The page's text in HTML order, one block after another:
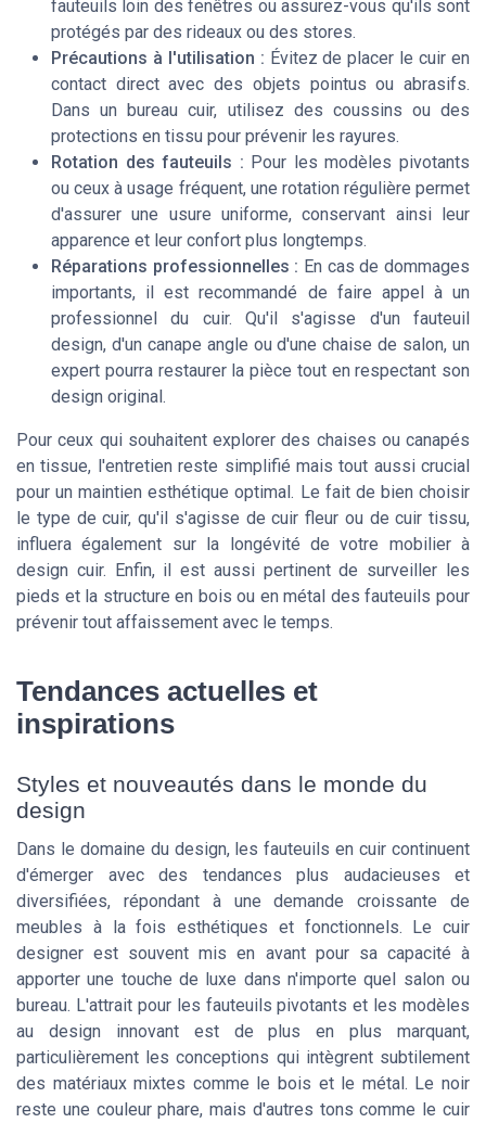
fauteuils loin des fenêtres ou assurez-vous qu'ils sont
protégés par des rideaux ou des stores.
Précautions à l'utilisation : Évitez de placer le cuir en
contact direct avec des objets pointus ou abrasifs.
Dans un bureau cuir, utilisez des coussins ou des
protections en tissu pour prévenir les rayures.
Rotation des fauteuils : Pour les modèles pivotants
ou ceux à usage fréquent, une rotation régulière permet
d'assurer une usure uniforme, conservant ainsi leur
apparence et leur confort plus longtemps.
Réparations professionnelles : En cas de dommages
importants, il est recommandé de faire appel à un
professionnel du cuir. Qu'il s'agisse d'un fauteuil
design, d'un canape angle ou d'une chaise de salon, un
expert pourra restaurer la pièce tout en respectant son
design original.
Pour ceux qui souhaitent explorer des chaises ou canapés
en tissue, l'entretien reste simplifié mais tout aussi crucial
pour un maintien esthétique optimal. Le fait de bien choisir
le type de cuir, qu'il s'agisse de cuir fleur ou de cuir tissu,
influera également sur la longévité de votre mobilier à
design cuir. Enfin, il est aussi pertinent de surveiller les
pieds et la structure en bois ou en métal des fauteuils pour
prévenir tout affaissement avec le temps.
Tendances actuelles et
inspirations
Styles et nouveautés dans le monde du
design
Dans le domaine du design, les fauteuils en cuir continuent
d'émerger avec des tendances plus audacieuses et
diversifiées, répondant à une demande croissante de
meubles à la fois esthétiques et fonctionnels. Le cuir
designer est souvent mis en avant pour sa capacité à
apporter une touche de luxe dans n'importe quel salon ou
bureau. L'attrait pour les fauteuils pivotants et les modèles
au design innovant est de plus en plus marquant,
particulièrement les conceptions qui intègrent subtilement
des matériaux mixtes comme le bois et le métal. Le noir
reste une couleur phare, mais d'autres tons comme le cuir